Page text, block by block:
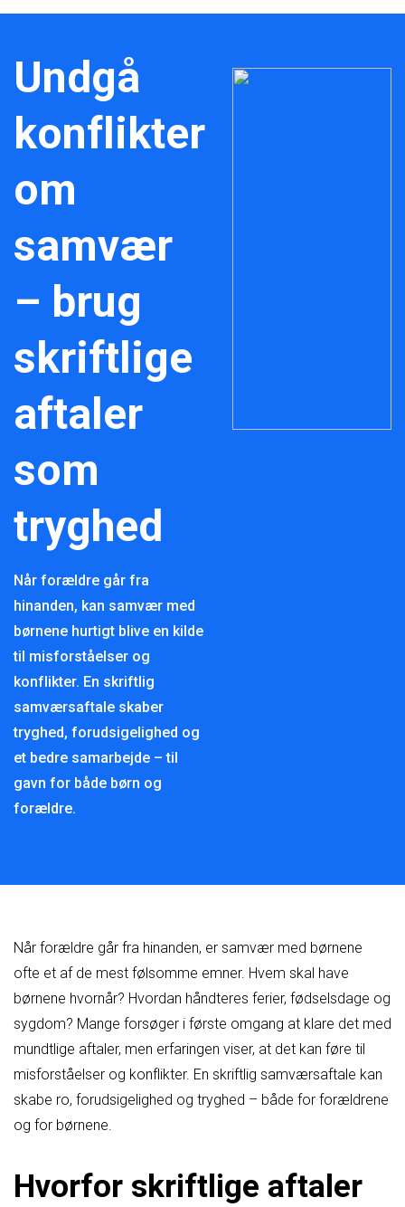
Undgå
konflikter
om
samvær
– brug
skriftlige
aftaler
som
tryghed
Når forældre går fra
hinanden, kan samvær med
børnene hurtigt blive en kilde
til misforståelser og
konflikter. En skriftlig
samværsaftale skaber
tryghed, forudsigelighed og
et bedre samarbejde – til
gavn for både børn og
forældre.
Når forældre går fra hinanden, er samvær med børnene
ofte et af de mest følsomme emner. Hvem skal have
børnene hvornår? Hvordan håndteres ferier, fødselsdage og
sygdom? Mange forsøger i første omgang at klare det med
mundtlige aftaler, men erfaringen viser, at det kan føre til
misforståelser og konflikter. En skriftlig samværsaftale kan
skabe ro, forudsigelighed og tryghed – både for forældrene
og for børnene.
Hvorfor skriftlige aftaler